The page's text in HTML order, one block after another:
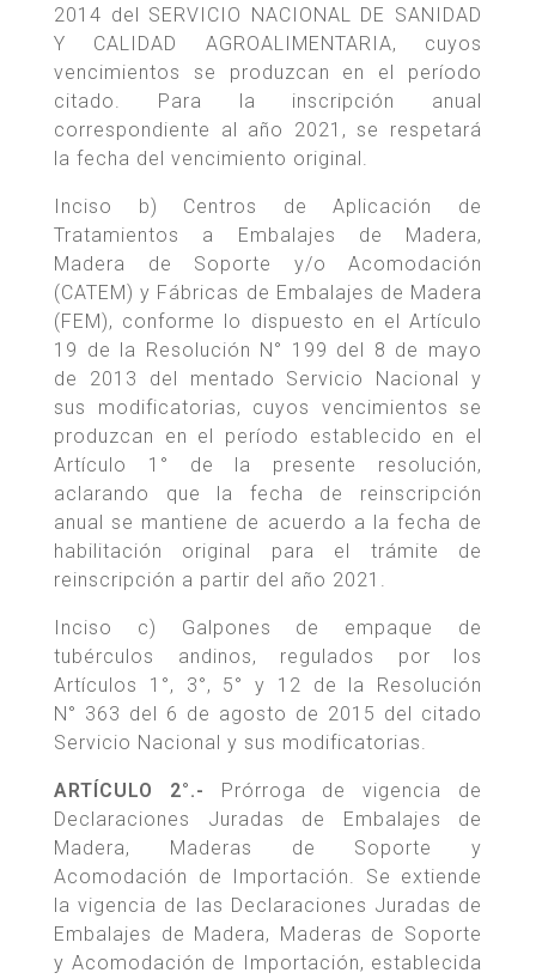
2014 del SERVICIO NACIONAL DE SANIDAD
Y CALIDAD AGROALIMENTARIA, cuyos
vencimientos se produzcan en el período
citado. Para la inscripción anual
correspondiente al año 2021, se respetará
la fecha del vencimiento original.
Inciso b) Centros de Aplicación de
Tratamientos a Embalajes de Madera,
Madera de Soporte y/o Acomodación
(CATEM) y Fábricas de Embalajes de Madera
(FEM), conforme lo dispuesto en el Artículo
19 de la Resolución N° 199 del 8 de mayo
de 2013 del mentado Servicio Nacional y
sus modificatorias, cuyos vencimientos se
produzcan en el período establecido en el
Artículo 1° de la presente resolución,
aclarando que la fecha de reinscripción
anual se mantiene de acuerdo a la fecha de
habilitación original para el trámite de
reinscripción a partir del año 2021.
Inciso c) Galpones de empaque de
tubérculos andinos, regulados por los
Artículos 1°, 3°, 5° y 12 de la Resolución
N° 363 del 6 de agosto de 2015 del citado
Servicio Nacional y sus modificatorias.
ARTÍCULO 2°.- Prórroga de vigencia de
Declaraciones Juradas de Embalajes de
Madera, Maderas de Soporte y
Acomodación de Importación. Se extiende
la vigencia de las Declaraciones Juradas de
Embalajes de Madera, Maderas de Soporte
y Acomodación de Importación, establecida